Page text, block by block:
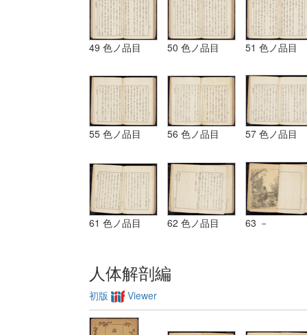
49 色ノ品目 50 色ノ品目 51 色ノ品目
55 色ノ品目 56 色ノ品目 57 色ノ品目
61 色ノ品目 62 色ノ品目 63 －
人体解剖編
初版 Viewer